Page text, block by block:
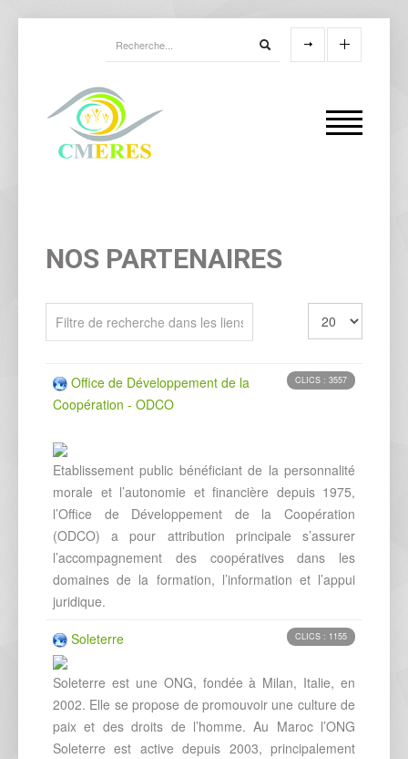
NOS PARTENAIRES
CLICS : 3557
Office de Développement de la
Coopération - ODCO
Etablissement public bénéficiant de la personnalité
morale et l’autonomie et financière depuis 1975,
l’Office de Développement de la Coopération
(ODCO) a pour attribution principale s’assurer
l’accompagnement des coopératives dans les
domaines de la formation, l’information et l’appui
juridique.
CLICS : 1155
Soleterre
Soleterre est une ONG, fondée à Milan, Italie, en
2002. Elle se propose de promouvoir une culture de
paix et des droits de l’homme. Au Maroc l’ONG
Soleterre est active depuis 2003, principalement